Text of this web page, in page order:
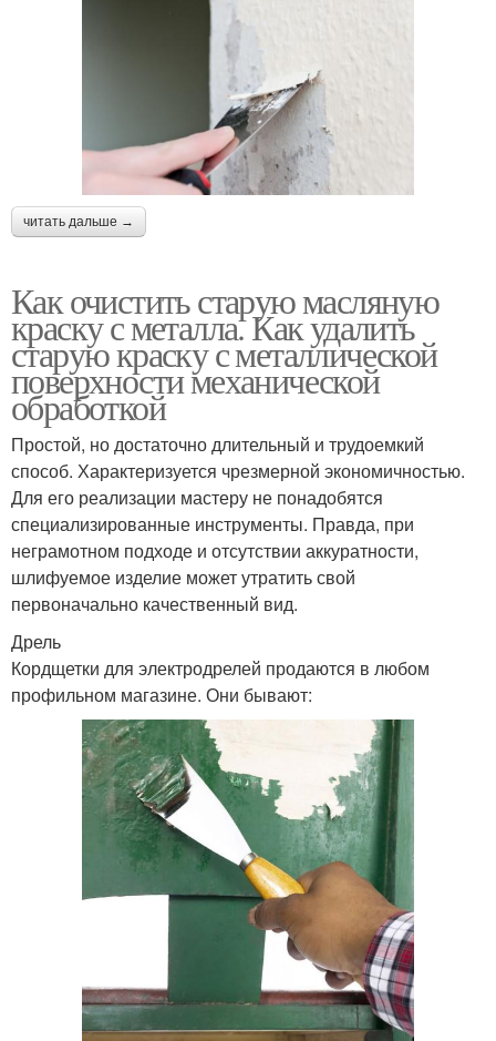
читать дальше →
Как очистить старую масляную
краску с металла. Как удалить
старую краску с металлической
поверхности механической
обработкой
Простой, но достаточно длительный и трудоемкий
способ. Характеризуется чрезмерной экономичностью.
Для его реализации мастеру не понадобятся
специализированные инструменты. Правда, при
неграмотном подходе и отсутствии аккуратности,
шлифуемое изделие может утратить свой
первоначально качественный вид.
Дрель
Кордщетки для электродрелей продаются в любом
профильном магазине. Они бывают: